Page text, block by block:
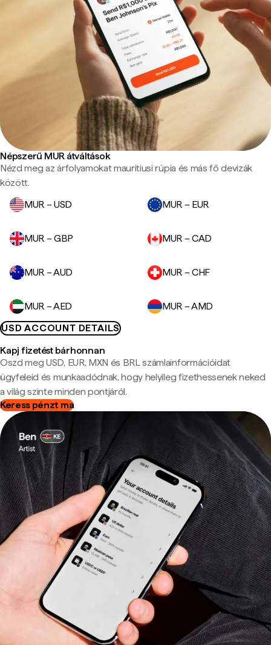
Népszerű MUR átváltások
Nézd meg az árfolyamokat mauritiusi rúpia és más fő devizák
között.
MUR – USD
MUR – EUR
MUR – GBP MUR – CAD
MUR – AUD MUR – CHF
MUR – AED
MUR – AMD
USD ACCOUNT DETAILS
Kapj fizetést bárhonnan
Oszd meg USD, EUR, MXN és BRL számlainformációidat
ügyfeleid és munkaadódnak, hogy helyileg fizethessenek neked
a világ szinte minden pontjáról.
Keress pénzt ma